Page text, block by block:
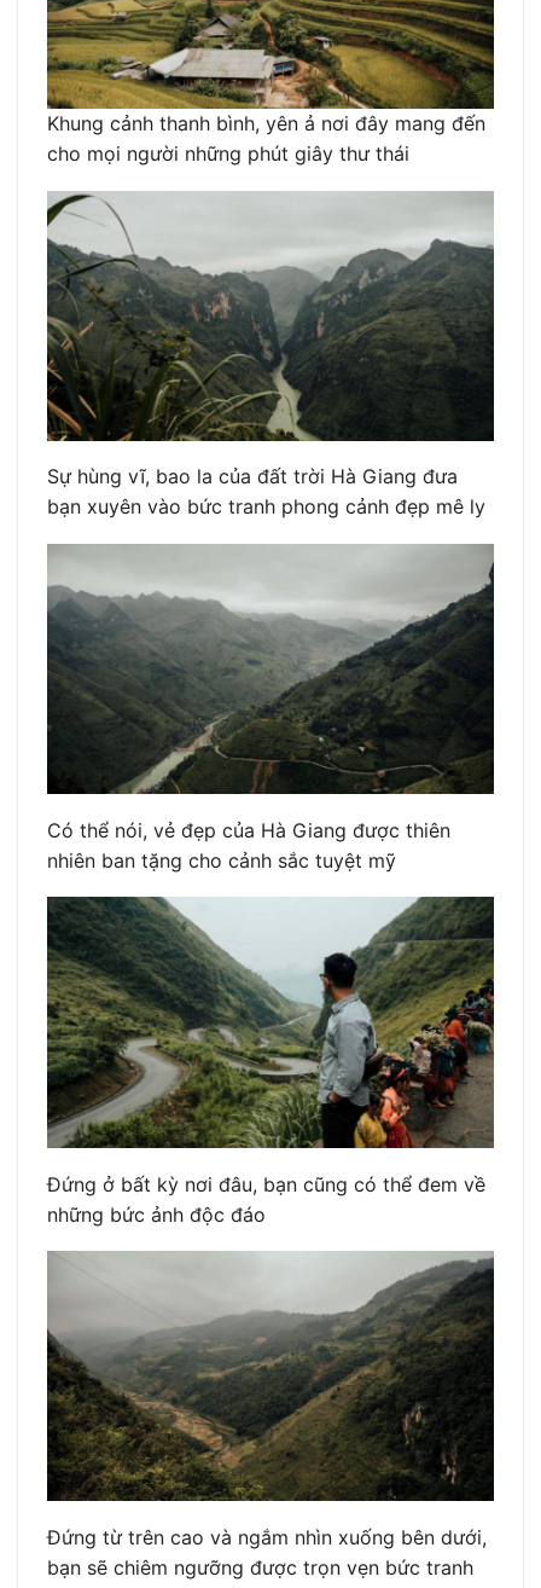
Khung cảnh thanh bình, yên ả nơi đây mang đến
cho mọi người những phút giây thư thái
Sự hùng vĩ, bao la của đất trời Hà Giang đưa
bạn xuyên vào bức tranh phong cảnh đẹp mê ly
Có thể nói, vẻ đẹp của Hà Giang được thiên
nhiên ban tặng cho cảnh sắc tuyệt mỹ
Đứng ở bất kỳ nơi đâu, bạn cũng có thể đem về
những bức ảnh độc đáo
Đứng từ trên cao và ngắm nhìn xuống bên dưới,
bạn sẽ chiêm ngưỡng được trọn vẹn bức tranh